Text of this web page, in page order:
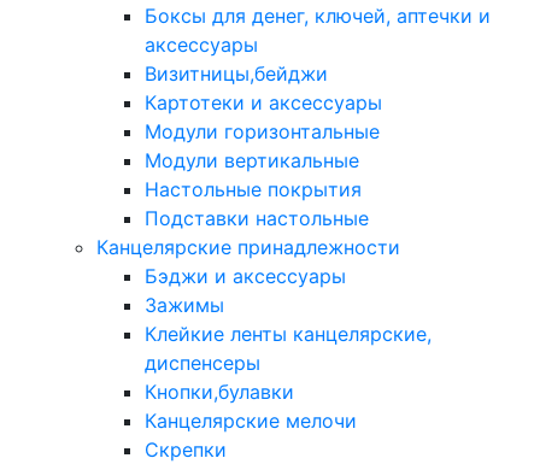
Боксы для денег, ключей, аптечки и
аксессуары
Визитницы,бейджи
Картотеки и аксессуары
Модули горизонтальные
Модули вертикальные
Настольные покрытия
Подставки настольные
Канцелярские принадлежности
Бэджи и аксессуары
Зажимы
Клейкие ленты канцелярские,
диспенсеры
Кнопки,булавки
Канцелярские мелочи
Скрепки